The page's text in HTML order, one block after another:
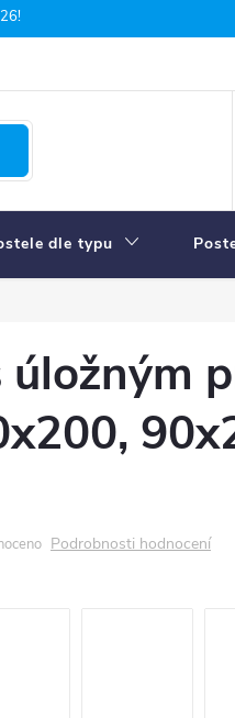
dle typu
úložným
Podrobnosti hodnocení